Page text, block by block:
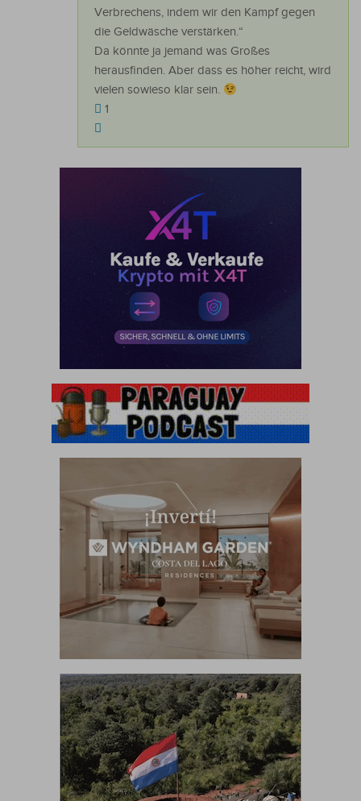
Verbrechens, indem wir den Kampf gegen
die Geldwäsche verstärken.“
Da könnte ja jemand was Großes
herausfinden. Aber dass es höher reicht, wird
vielen sowieso klar sein.
1